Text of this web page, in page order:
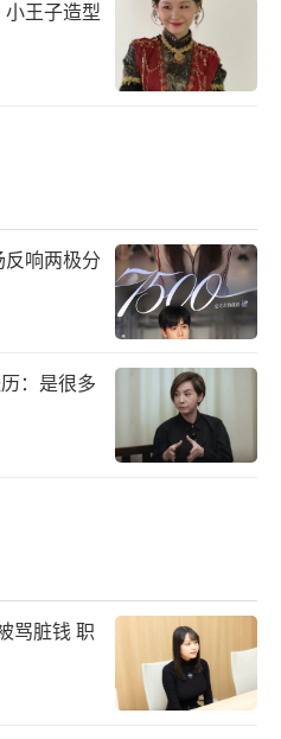
（海口）有限公司、
有限公司联合出品。
王子造型
响两极分
：是很多
骂脏钱 职